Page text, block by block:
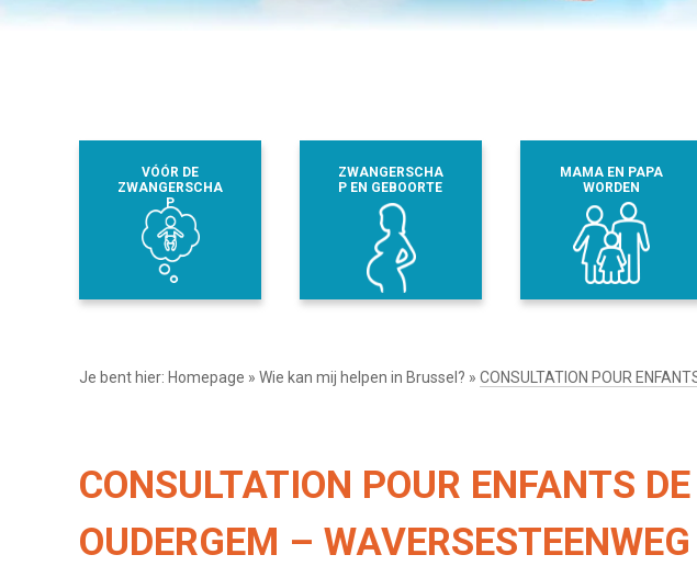
VÓÓR DE
ZWANGERSCHA
P
ZWANGERSCHA
P EN GEBOORTE
MAMA EN PAPA
WORDEN
Je bent hier: Homepage » Wie kan mij helpen in Brussel? » CONSULTATION POUR
CONSULTATION POUR ENFANTS
OUDERGEM –